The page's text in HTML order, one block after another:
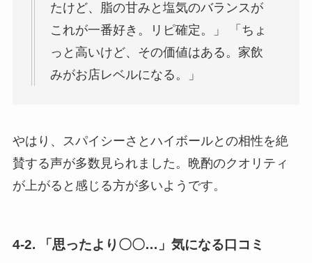
たけど、脂の甘みと塩気のバランスが
これが一番好き。リピ確定。」 「ちょ
っと高いけど、その価値はある。家飲
みがお店レベルになる。」
やはり、スパイシーさとハイボールとの相性を絶
賛する声が多数見られました。晩酌のクオリティ
が上がると感じる方が多いようです。
4-2. 「思ったより〇〇…」気になる口コミ